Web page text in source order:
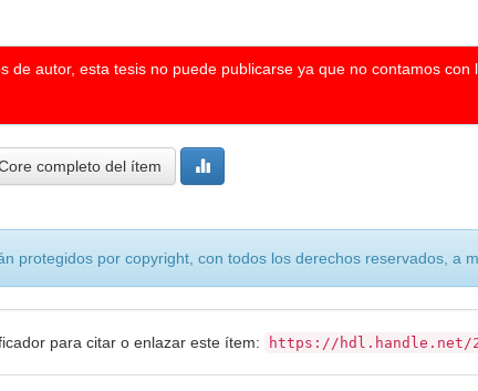
de autor, esta tesis no puede publicarse ya que no contamos
completo del ítem
protegidos por copyright, con todos los derechos reservados, a
para citar o enlazar este ítem: https://hdl.handle.net/